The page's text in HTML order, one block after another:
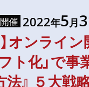
催 2022年5月
オンライン
ト化」で事
』 ５大戦